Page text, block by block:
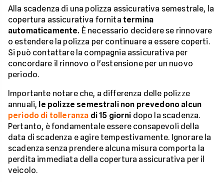
Alla scadenza di una polizza assicurativa semestrale, la
copertura assicurativa fornita termina
automaticamente. È necessario decidere se rinnovare
o estendere la polizza per continuare a essere coperti.
Si può contattare la compagnia assicurativa per
concordare il rinnovo o l'estensione per un nuovo
periodo.
Importante notare che, a differenza delle polizze
annuali, le polizze semestrali non prevedono alcun
periodo di tolleranza di 15 giorni dopo la scadenza.
Pertanto, è fondamentale essere consapevoli della
data di scadenza e agire tempestivamente. Ignorare la
scadenza senza prendere alcuna misura comporta la
perdita immediata della copertura assicurativa per il
veicolo.